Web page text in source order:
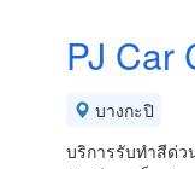
PJ Car
บางกะปิ
บริการรับทำสีด่ว